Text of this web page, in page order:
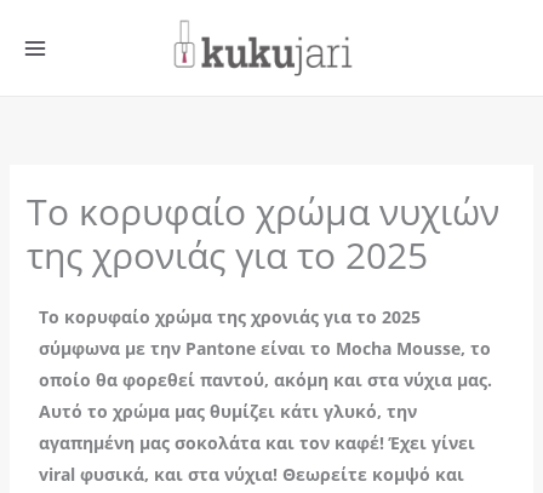
στο
Το κορυφαίο χρώμα νυχιών
της χρονιάς για το 2025
Το κορυφαίο χρώμα της χρονιάς για το 2025
σύμφωνα με την Pantone είναι το Mocha Mousse, το
οποίο θα φορεθεί παντού, ακόμη και στα νύχια μας.
Αυτό το χρώμα μας θυμίζει κάτι γλυκό, την
αγαπημένη μας σοκολάτα και τον καφέ! Έχει γίνει
viral φυσικά, και στα νύχια! Θεωρείτε κομψό και